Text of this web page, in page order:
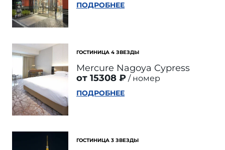
ПОДРОБНЕЕ
ГОСТИНИЦА 4 ЗВЕЗДЫ
Mercure Nagoya Cypress
от 15308 ₽
номер
ПОДРОБНЕЕ
ГОСТИНИЦА 3 ЗВЕЗДЫ